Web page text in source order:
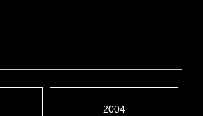
2004